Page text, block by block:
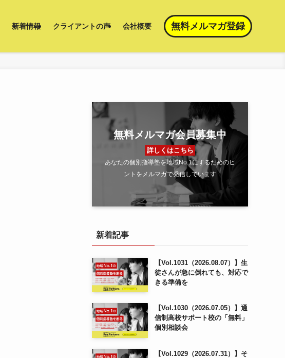
新着情報 クライアントの声 会社概要 無料メルマガ登録
無料メルマガ会員募集中
詳しくはこちら
あなたの個別指導塾を地域No.1にするためのヒ
ントをメルマガで発信しています
新着記事
【Vol.1031（2026.08.07）】生
徒さんが急に倒れても、対応で
きる準備を
【Vol.1030（2026.07.05）】通
信制高校サポート校の「無料」
個別相談会
【Vol.1029（2026.07.31）】そ